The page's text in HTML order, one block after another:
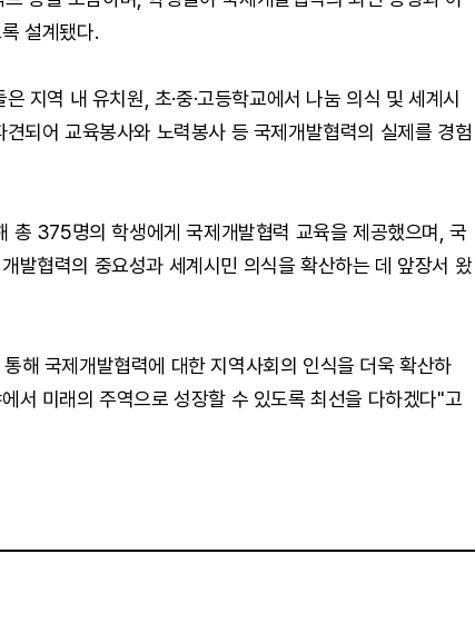
설계됐다.
지역 내 유치원, 초·중·고등학교에서 나눔 의식 및 세계시
되어 교육봉사와 노력봉사 등 국제개발협력의 실제를 경험
총 375명의 학생에게 국제개발협력 교육을 제공했으며, 국
발협력의 중요성과 세계시민 의식을 확산하는 데 앞장서 왔
해 국제개발협력에 대한 지역사회의 인식을 더욱 확산하
서 미래의 주역으로 성장할 수 있도록 최선을 다하겠다"고